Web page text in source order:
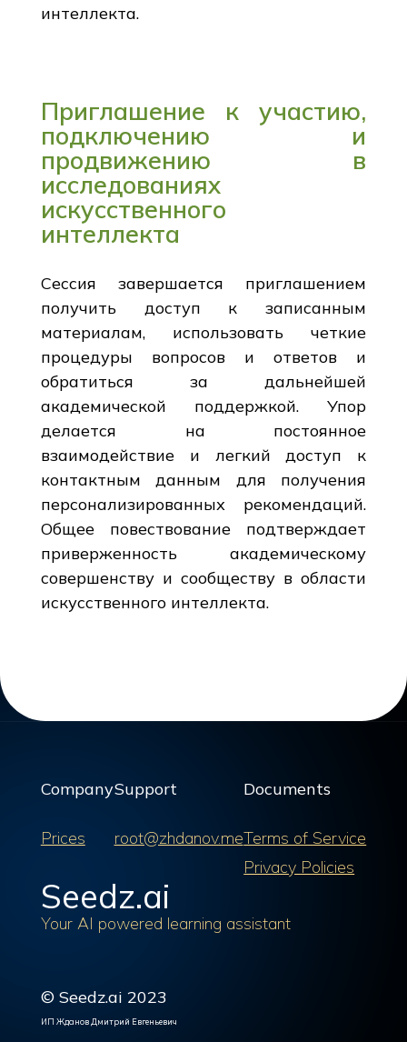
интеллекта.
Приглашение к участию,
подключению и
продвижению в
исследованиях
искусственного
интеллекта
Сессия завершается приглашением
получить доступ к записанным
материалам, использовать четкие
процедуры вопросов и ответов и
обратиться за дальнейшей
академической поддержкой. Упор
делается на постоянное
взаимодействие и легкий доступ к
контактным данным для получения
персонализированных рекомендаций.
Общее повествование подтверждает
приверженность академическому
совершенству и сообществу в области
искусственного интеллекта.
Company
Prices
Support
root@zhdanov.me
Documents
Terms of Service
Privacy Policies
Seedz.ai
Your AI powered learning assistant
© Seedz.ai 2023
ИП Жданов Дмитрий Евгеньевич